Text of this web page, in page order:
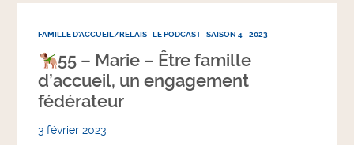
FAMILLE D'ACCUEIL/RELAIS LE PODCAST SAISON 4 - 2023
55 – Marie – Être famille
d’accueil, un engagement
fédérateur
3 février 2023